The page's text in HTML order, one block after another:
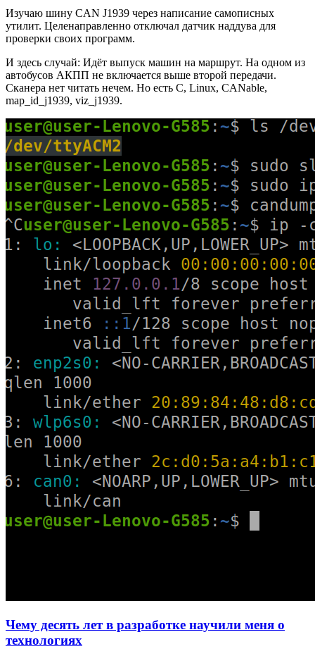
Подписаться
Комментарии 32
ЕЖЕДНЕВНЫЙ ХАБР | 7 АВГ 2026
78K
4
АКПП Voith не включается выше
второй передачи: разбираемся в J1939
Изучаю шину CAN J1939 через написание самописных
утилит. Целенаправленно отключал датчик наддува для
проверки своих программ.
И здесь случай: Идёт выпуск машин на маршрут. На одном из
автобусов АКПП не включается выше второй передачи.
Сканера нет читать нечем. Но есть C, Linux, CANable,
map_id_j1939, viz_j1939.